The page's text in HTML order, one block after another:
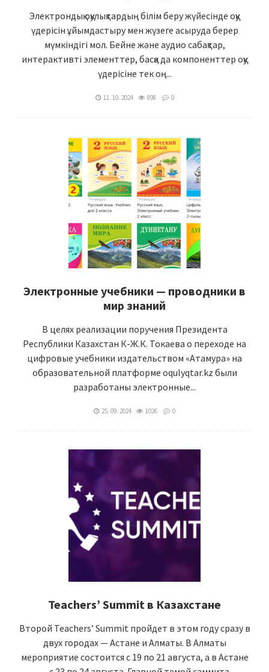
Электрондық оқулықтардың білім беру жүйесінде оқу
үдерісін ұйымдастыру мен жүзеге асыруда берер
мүмкіндігі мол. Бейне және аудио сабақтар,
интерактивті элементтер, басқа да компоненттер оқу
үдерісіне тек оң...
11. 10. 2024 898 0
Электронные учебники — проводники в
мир знаний
В целях реализации поручения Президента
Республики Казахстан К-Ж.К. Токаева о переходе на
цифровые учебники издательством «Атамура» на
образовательной платформе oqulyqtar.kz были
разработаны электронные...
25. 09. 2024 1026 0
Teachers’ Summit в Казахстане
Второй Teachers’ Summit пройдет в этом году сразу в
двух городах — Астане и Алматы. В Алматы
мероприятие состоится с 19 по 21 августа, а в Астане